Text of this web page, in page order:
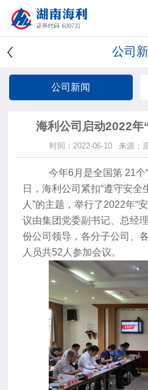
公司
公司新闻
海利公司启动2022年
时间：2022-06-10 来源：
今年6 月是全国第 21个
日，海利公司紧扣“遵守安全
人”的主题，举行了2022年“
议由集团党委副书记、总经
份公司领导，各分子公司、
人员共52 人参加会议。